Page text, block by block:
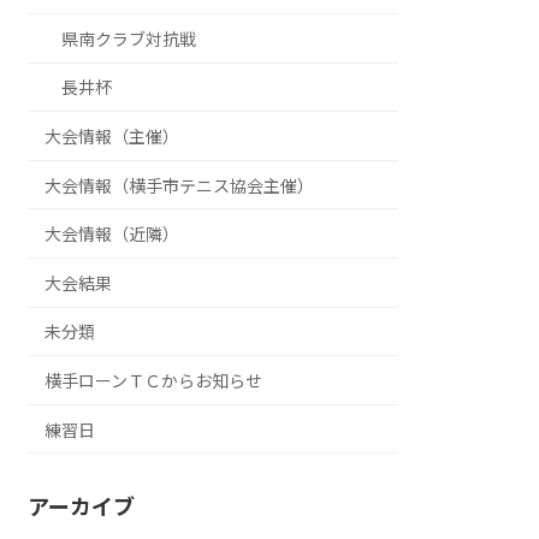
県南クラブ対抗戦
長井杯
大会情報（主催）
大会情報（横手市テニス協会主催）
大会情報（近隣）
大会結果
未分類
横手ローンＴＣからお知らせ
練習日
アーカイブ